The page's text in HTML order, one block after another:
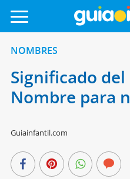
NOMBRES
Significado
Nombre para
Guiainfantil.com